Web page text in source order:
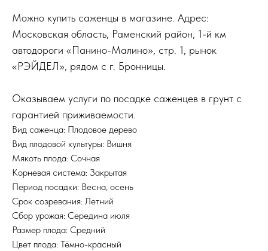
Можно купить саженцы в магазине. Адрес:
Московская область, Раменский район, 1-й км
автодороги «Панино-Малино», стр. 1, рынок
«РЭЙДЕЛ», рядом с г. Бронницы.
Оказываем услуги по посадке саженцев в грунт с
гарантией приживаемости.
Вид саженца: Плодовое дерево
Вид плодовой культуры: Вишня
Мякоть плода: Сочная
Корневая система: Закрытая
Период посадки: Весна, осень
Срок созревания: Летний
Сбор урожая: Середина июля
Размер плода: Средний
Цвет плода: Тёмно-красный